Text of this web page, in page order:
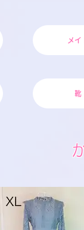
メイ
靴